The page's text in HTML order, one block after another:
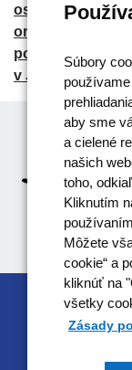
ostatného
organizácie v
postupovať v
v Jednotnej
Súbory
aby sme
a cielené
našich
toho,
Kliknutím
Môžete
cookie“ a
kliknúť na
všetky
Zásady